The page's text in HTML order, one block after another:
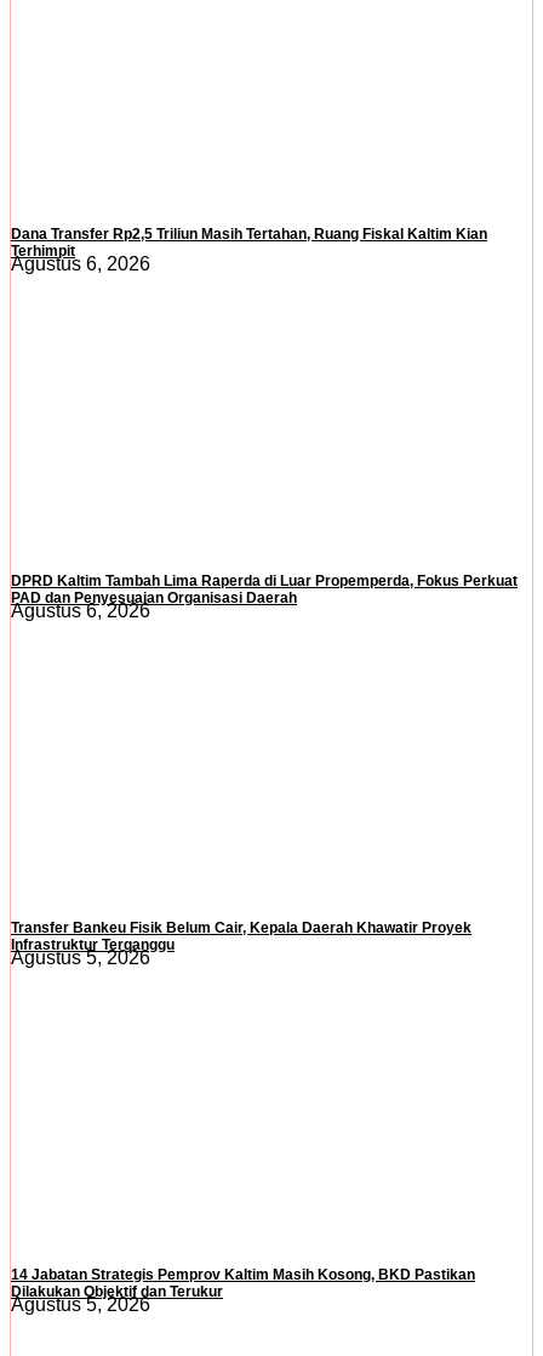
Dana Transfer Rp2,5 Triliun Masih Tertahan, Ruang Fiskal Kaltim Kian
Terhimpit
Agustus 6, 2026
DPRD Kaltim Tambah Lima Raperda di Luar Propemperda, Fokus Perkuat
PAD dan Penyesuaian Organisasi Daerah
Agustus 6, 2026
Transfer Bankeu Fisik Belum Cair, Kepala Daerah Khawatir Proyek
Infrastruktur Terganggu
Agustus 5, 2026
14 Jabatan Strategis Pemprov Kaltim Masih Kosong, BKD Pastikan
Dilakukan Objektif dan Terukur
Agustus 5, 2026